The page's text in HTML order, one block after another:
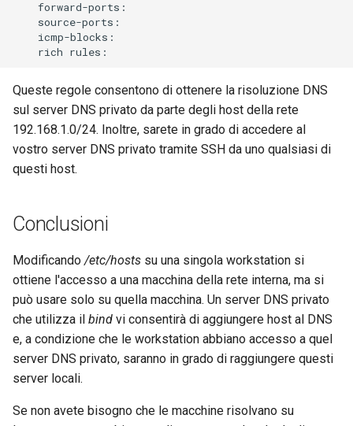
rich
Queste regole consentono di ottenere la risoluzione DNS
sul server DNS privato da parte degli host della rete
192.168.1.0/24. Inoltre, sarete in grado di accedere al
vostro server DNS privato tramite SSH da uno qualsiasi di
questi host.
Conclusioni
Modificando/etc/hosts su una singola workstation si
ottiene l'accesso a una macchina della rete interna, ma si
può usare solo su quella macchina. Un server DNS privato
che utilizza il bind vi consentirà di aggiungere host al DNS
e, a condizione che le workstation abbiano accesso a quel
server DNS privato, saranno in grado di raggiungere questi
server locali.
Se non avete bisogno che le macchine risolvano su